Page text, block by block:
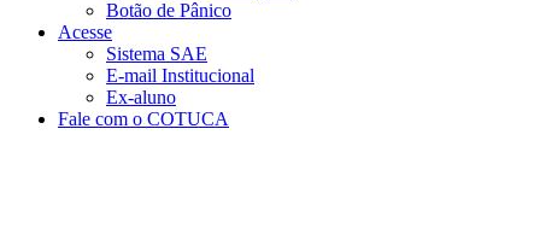
Botão de Pânico
Acesse
Sistema SAE
E-mail Institucional
Ex-aluno
Fale com o COTUCA